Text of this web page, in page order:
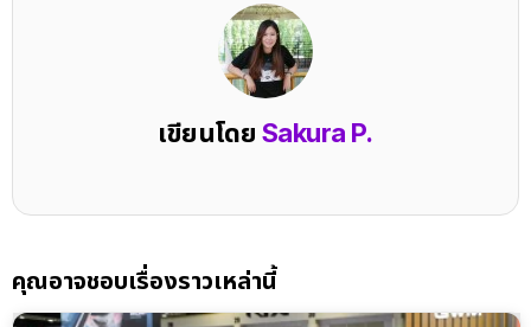
เขียนโดย Sakura P.
คุณอาจชอบเรื่องราวเหล่านี้